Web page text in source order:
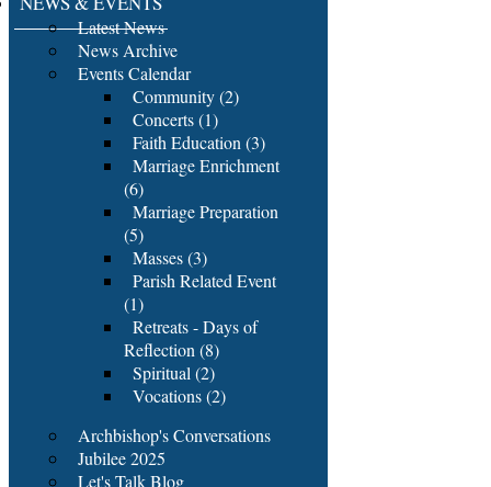
Latest News
News Archive
Events Calendar
Community (2)
Concerts (1)
Faith Education (3)
Marriage Enrichment
(6)
Marriage Preparation
(5)
Masses (3)
Parish Related Event
(1)
Retreats - Days of
Reflection (8)
Spiritual (2)
Vocations (2)
Archbishop's Conversations
Jubilee 2025
Let's Talk Blog